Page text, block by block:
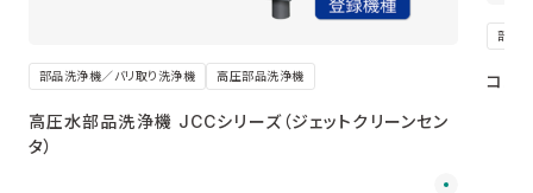
部品洗浄機／バリ取り洗浄機 高圧部品洗浄機
高圧水部品洗浄機 JCCシリーズ（ジェットクリーンセン
タ）
部品
コン